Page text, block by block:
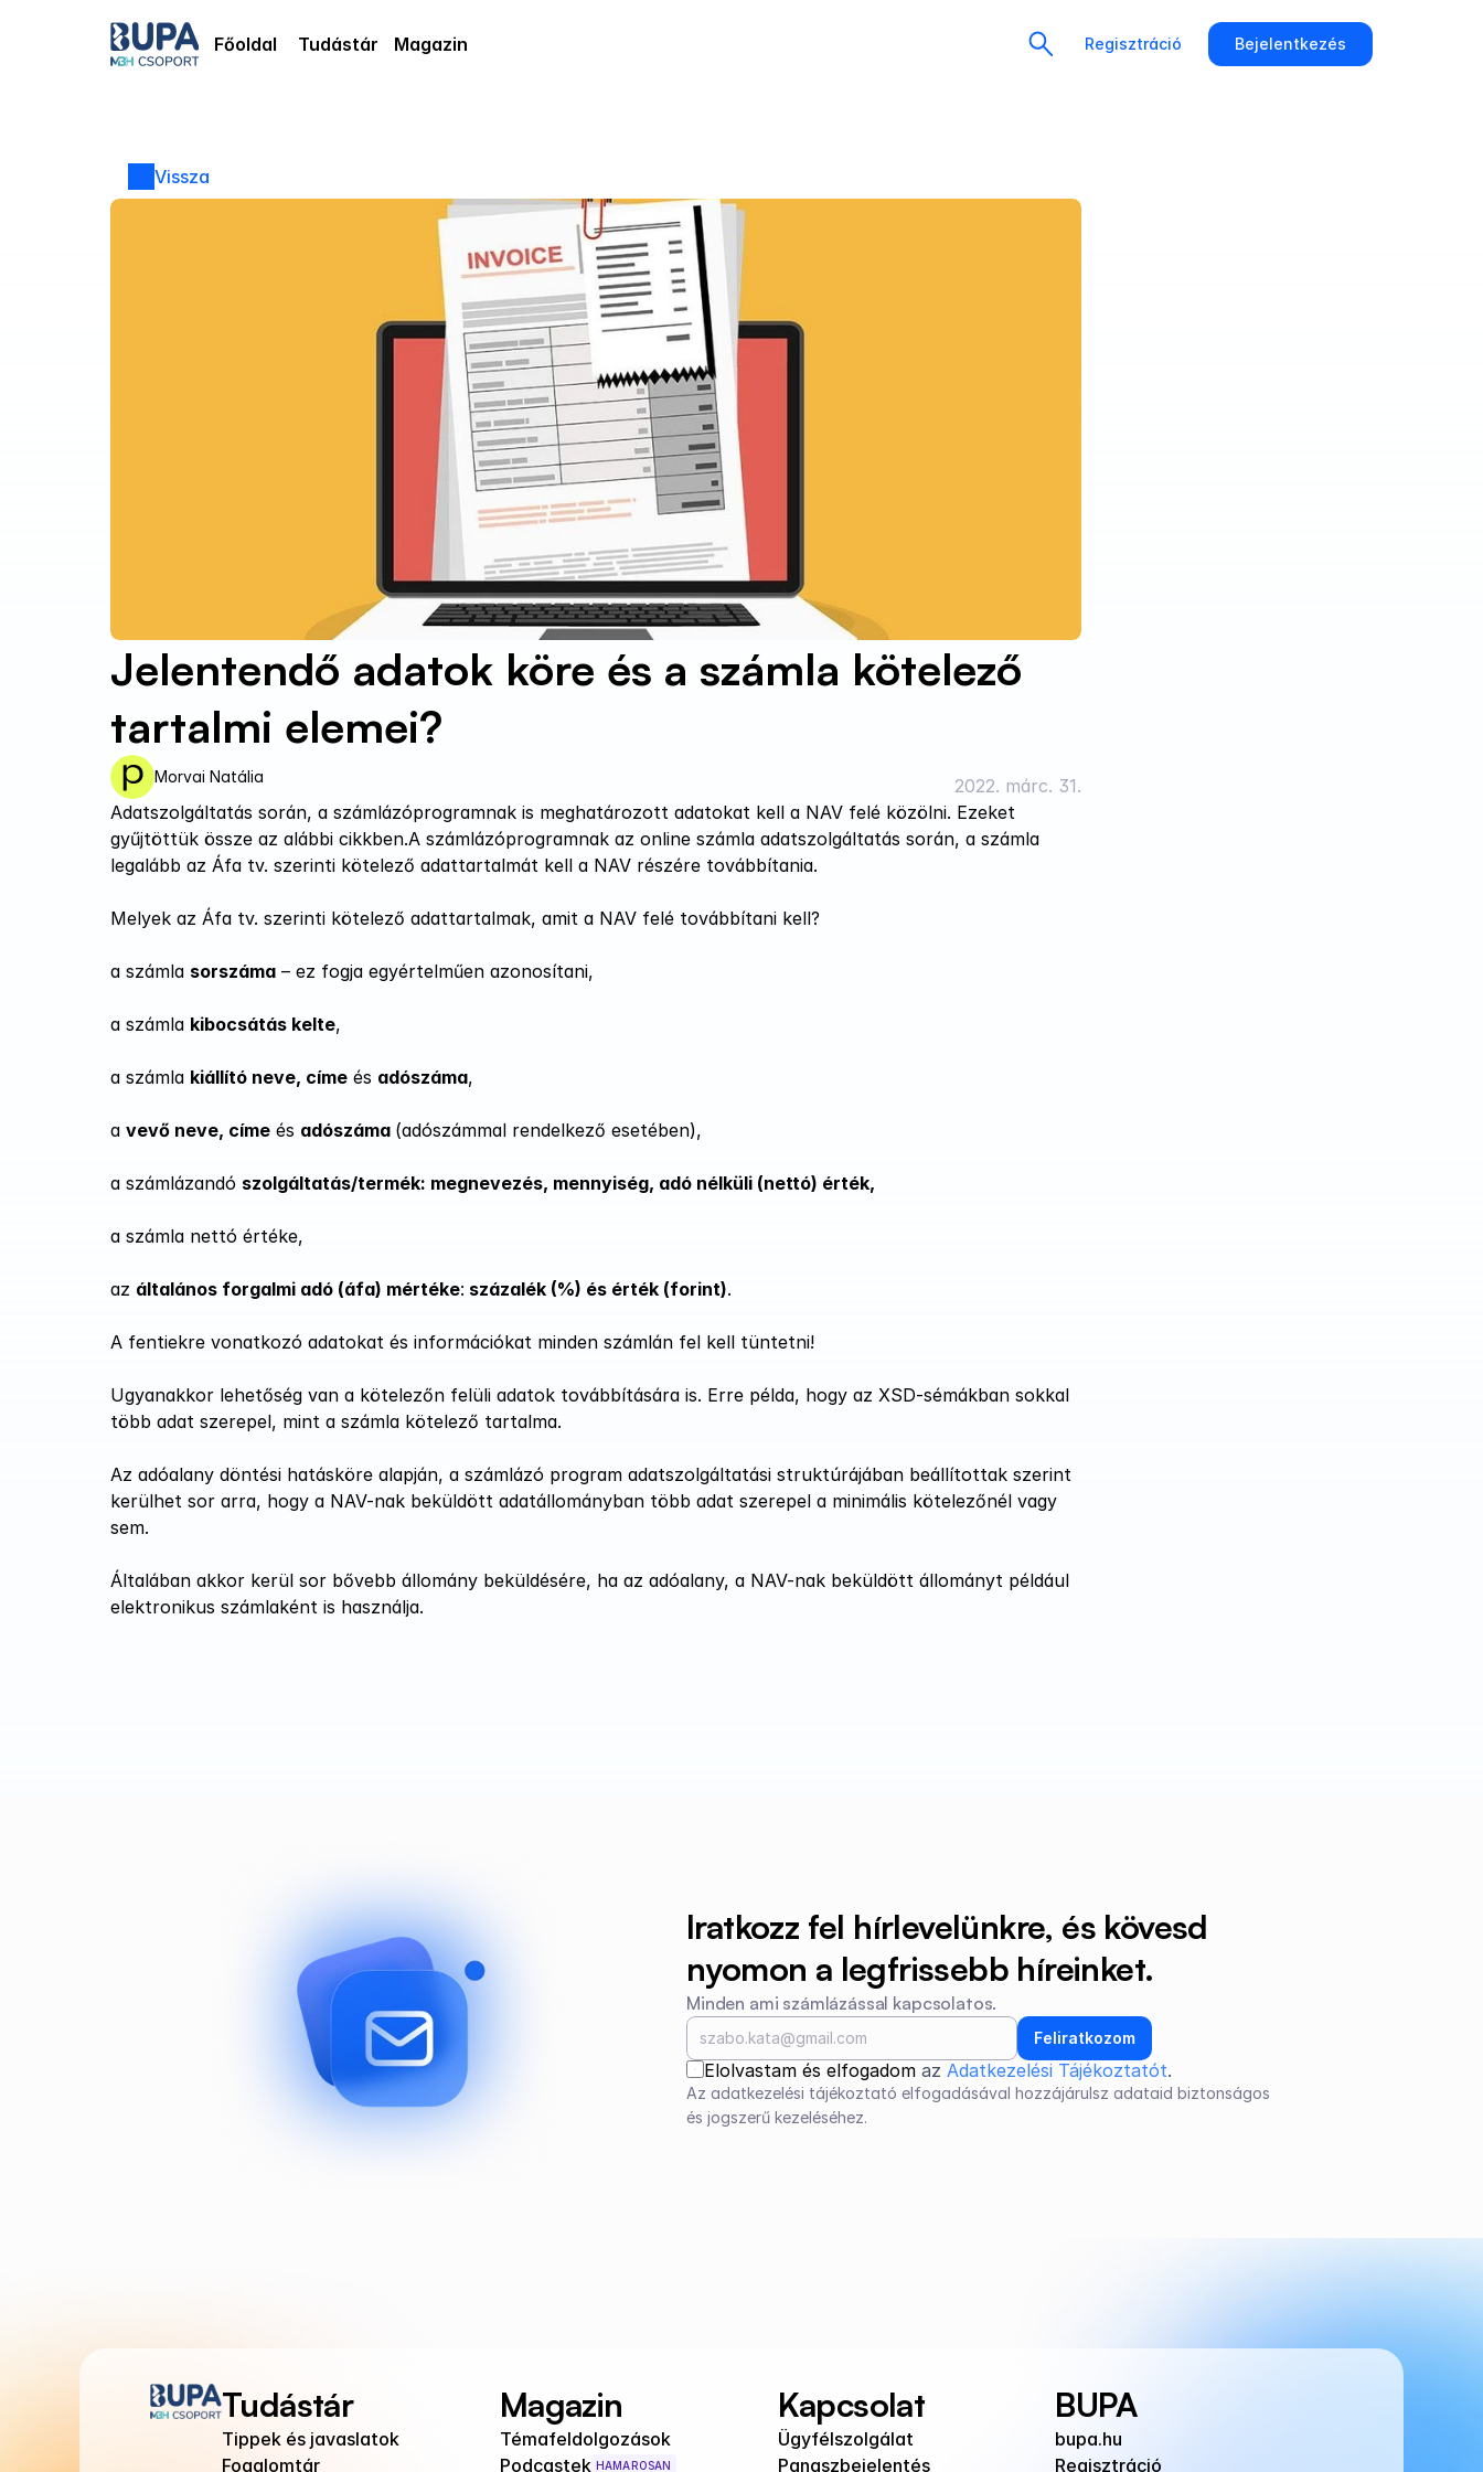
Főoldal Tudástár Magazin Regisztráció Bejelentkezés
Vissza
Jelentendő adatok köre és a számla kötelező
tartalmi elemei?
Morvai Natália
2022. márc. 31.
Adatszolgáltatás során, a számlázóprogramnak is meghatározott adatokat kell a NAV felé közölni. Ezeket
gyűjtöttük össze az alábbi cikkben.A számlázóprogramnak az online számla adatszolgáltatás során, a számla
legalább az Áfa tv. szerinti kötelező adattartalmát kell a NAV részére továbbítania.
Melyek az Áfa tv. szerinti kötelező adattartalmak, amit a NAV felé továbbítani kell?
a számla sorszáma – ez fogja egyértelműen azonosítani,
a számla kibocsátás kelte,
a számla kiállító neve, címe és adószáma,
a vevő neve, címe és adószáma (adószámmal rendelkező esetében),
a számlázandó szolgáltatás/termék: megnevezés, mennyiség, adó nélküli (nettó) érték,
a számla nettó értéke,
az általános forgalmi adó (áfa) mértéke: százalék (%) és érték (forint).
A fentiekre vonatkozó adatokat és információkat minden számlán fel kell tüntetni!
Ugyanakkor lehetőség van a kötelezőn felüli adatok továbbítására is. Erre példa, hogy az XSD-sémákban sokkal
több adat szerepel, mint a számla kötelező tartalma.
Az adóalany döntési hatásköre alapján, a számlázó program adatszolgáltatási struktúrájában beállítottak szerint
kerülhet sor arra, hogy a NAV-nak beküldött adatállományban több adat szerepel a minimális kötelezőnél vagy
sem.
Általában akkor kerül sor bővebb állomány beküldésére, ha az adóalany, a NAV-nak beküldött állományt például
elektronikus számlaként is használja.
Iratkozz fel hírlevelünkre, és kövesd
nyomon a legfrissebb híreinket.
Minden ami számlázással kapcsolatos.
Feliratkozom
Elolvastam és elfogadom az Adatkezelési Tájékoztatót.
Az adatkezelési tájékoztató elfogadásával hozzájárulsz adataid biztonságos
és jogszerű kezeléséhez.
Tudástár
Tippek és javaslatok
Fogalomtár
Magazin
Témafeldolgozások
Podcastek HAMAROSAN
Kapcsolat
Ügyfélszolgálat
Panaszbejelentés
BUPA
bupa.hu
Regisztráció